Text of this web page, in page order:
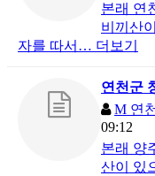
본래 연
비끼산
자를 따서… 더보기
연천군
M 연
09:12
본래 양
산이 있